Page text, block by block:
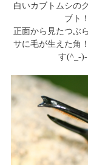
白いカブトムシの
ブト！
正面から見たつぶ
サに毛が生えた角
す(^_-